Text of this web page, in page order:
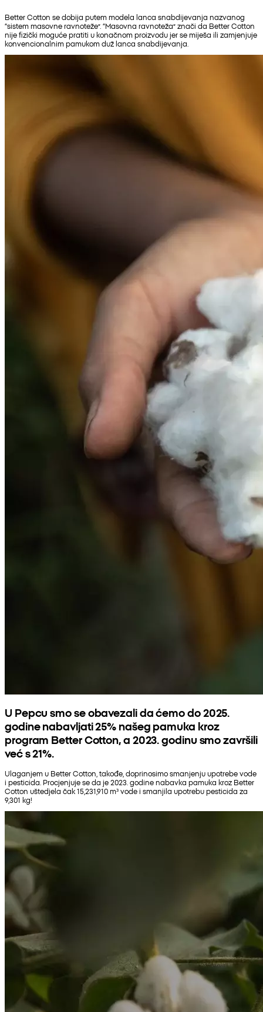
Better Cotton se dobija putem modela lanca snabdijevanja nazvanog
“sistem masovne ravnoteže”. “Masovna ravnoteža” znači da Better Cotton
nije fizički moguće pratiti u konačnom proizvodu jer se miješa ili zamjenjuje
konvencionalnim pamukom duž lanca snabdijevanja.
U Pepcu smo se obavezali da ćemo do 2025.
godine nabavljati 25% našeg pamuka kroz
program Better Cotton, a 2023. godinu smo završili
već s 21%.
Ulaganjem u Better Cotton, takođe, doprinosimo smanjenju upotrebe vode
i pesticida. Procjenjuje se da je 2023. godine nabavka pamuka kroz Better
Cotton uštedjela čak 15,231,910 m³ vode i smanjila upotrebu pesticida za
9,301 kg!